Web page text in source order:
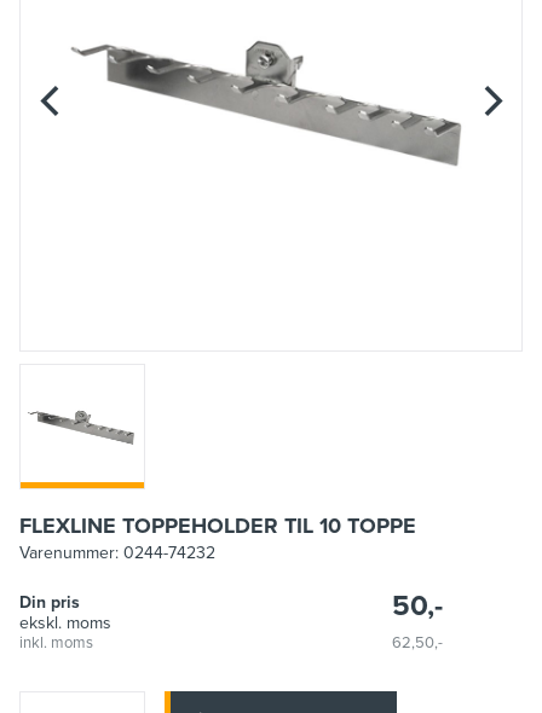
FLEXLINE TOPPEHOLDER TIL 10 TOPPE
Varenummer: 0244-74232
Din pris
ekskl. moms
50,-
inkl. moms 62,50,-